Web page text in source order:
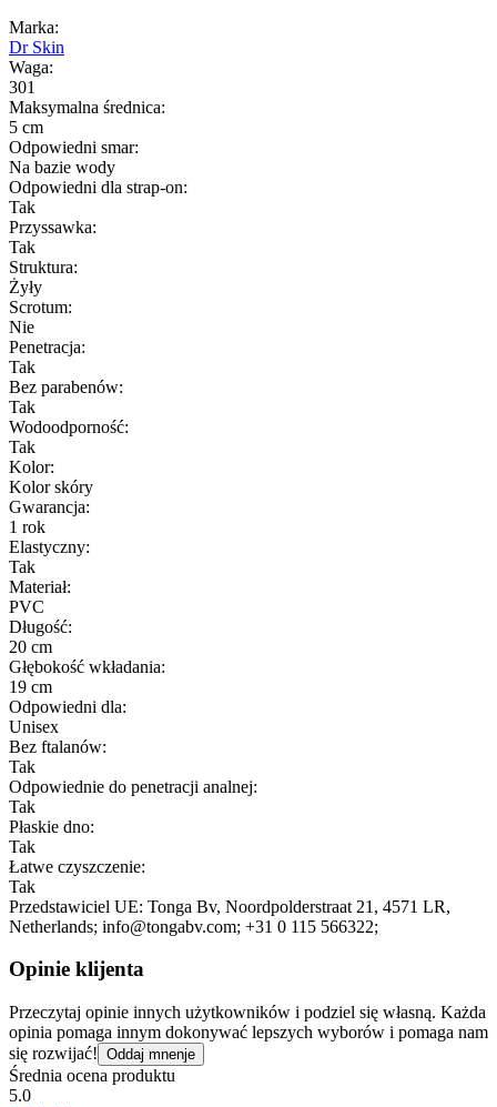
Marka:
Dr Skin
Waga:
301
Maksymalna średnica:
5 cm
Odpowiedni smar:
Na bazie wody
Odpowiedni dla strap-on:
Tak
Przyssawka:
Tak
Struktura:
Żyły
Scrotum:
Nie
Penetracja:
Tak
Bez parabenów:
Tak
Wodoodporność:
Tak
Kolor:
Kolor skóry
Gwarancja:
1 rok
Elastyczny:
Tak
Materiał:
PVC
Długość:
20 cm
Głębokość wkładania:
19 cm
Odpowiedni dla:
Unisex
Bez ftalanów:
Tak
Odpowiednie do penetracji analnej:
Tak
Płaskie dno:
Tak
Łatwe czyszczenie:
Tak
Przedstawiciel UE: Tonga Bv, Noordpolderstraat 21 , 4571 LR,
Netherlands; info@tongabv.com; +31 0 115 566322;
Opinie klijenta
Przeczytaj opinie innych użytkowników i podziel się własną. Każda
opinia pomaga innym dokonywać lepszych wyborów i pomaga nam
się rozwijać! Oddaj mnenje
Średnia ocena produktu
5.0